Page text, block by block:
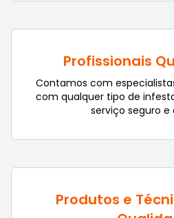
Profissionais
Contamos com
com qualquer tipo de
serviço seguro e
Produtos e